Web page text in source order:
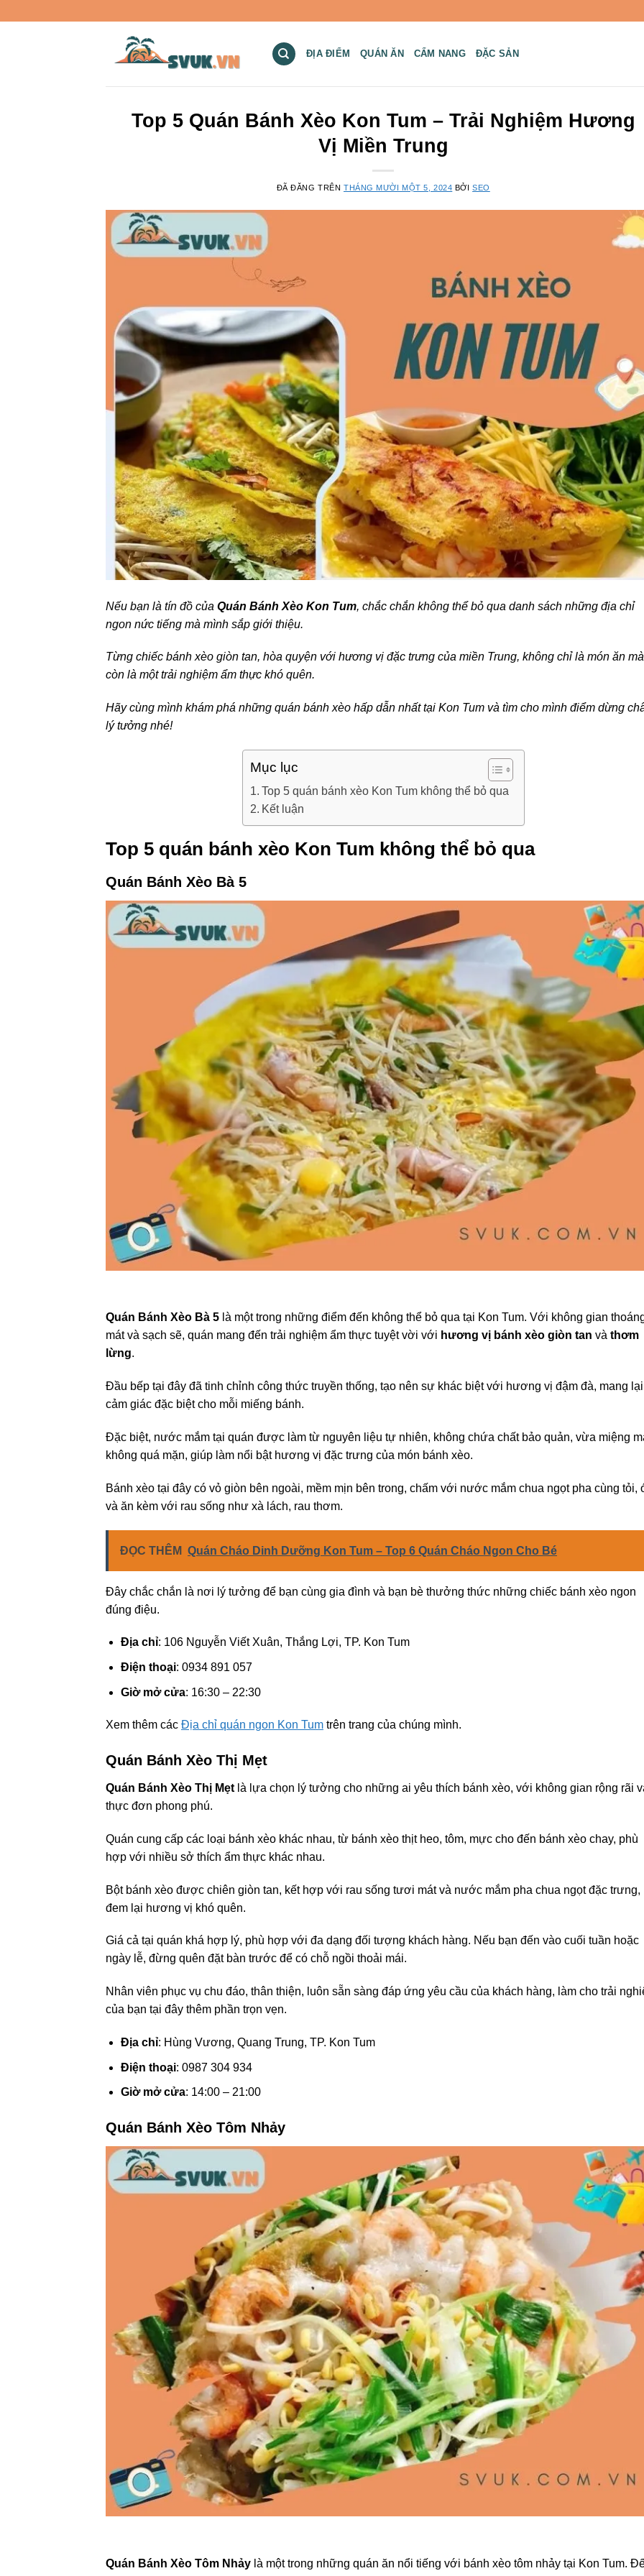
ĐỊA ĐIỂM QUÁN ĂN CẨM NANG ĐẶC SẢN
Top 5 Quán Bánh Xèo Kon Tum – Trải Nghiệm Hương
Vị Miền Trung
ĐÃ ĐĂNG TRÊN THÁNG MƯỜI MỘT 5, 2024 BỞISEO
Nếu bạn là tín đồ của Quán Bánh Xèo Kon Tum, chắc chắn không thể bỏ qua danh sách những địa chỉ
ngon nức tiếng mà mình sắp giới thiệu.
Từng chiếc bánh xèo giòn tan, hòa quyện với hương vị đặc trưng của miền Trung, không chỉ là món ăn mà
còn là một trải nghiệm ẩm thực khó quên.
Hãy cùng mình khám phá những quán bánh xèo hấp dẫn nhất tại Kon Tum và tìm cho mình điểm dừng
lý tưởng nhé!
Mục lục
Top 5 quán bánh xèo Kon Tum không thể bỏ qua
Kết luận
Top 5 quán bánh xèo Kon Tum không thể bỏ qua
Quán Bánh Xèo Bà 5
Quán Bánh Xèo Bà 5 là một trong những điểm đến không thể bỏ qua tại Kon Tum. Với không gian
mát và sạch sẽ, quán mang đến trải nghiệm ẩm thực tuyệt vời với hương vị bánh xèo giòn tan và thơm
lừng.
Đầu bếp tại đây đã tinh chỉnh công thức truyền thống, tạo nên sự khác biệt với hương vị đậm đà, mang lại
cảm giác đặc biệt cho mỗi miếng bánh.
Đặc biệt, nước mắm tại quán được làm từ nguyên liệu tự nhiên, không chứa chất bảo quản, vừa miệng
không quá mặn, giúp làm nổi bật hương vị đặc trưng của món bánh xèo.
Bánh xèo tại đây có vỏ giòn bên ngoài, mềm mịn bên trong, chấm với nước mắm chua ngọt pha cùng tỏi,
và ăn kèm với rau sống như xà lách, rau thơm.
ĐỌC THÊM Quán Cháo Dinh Dưỡng Kon Tum – Top 6 Quán Cháo Ngon Cho Bé
Đây chắc chắn là nơi lý tưởng để bạn cùng gia đình và bạn bè thưởng thức những chiếc bánh xèo ngon
đúng điệu.
Địa chỉ: 106 Nguyễn Viết Xuân, Thắng Lợi, TP. Kon Tum
Điện thoại: 0934 891 057
Giờ mở cửa: 16:30 – 22:30
Xem thêm các Địa chỉ quán ngon Kon Tum trên trang của chúng mình.
Quán Bánh Xèo Thị Mẹt
Quán Bánh Xèo Thị Mẹt là lựa chọn lý tưởng cho những ai yêu thích bánh xèo, với không gian rộng rãi
thực đơn phong phú.
Quán cung cấp các loại bánh xèo khác nhau, từ bánh xèo thịt heo, tôm, mực cho đến bánh xèo chay, phù
hợp với nhiều sở thích ẩm thực khác nhau.
Bột bánh xèo được chiên giòn tan, kết hợp với rau sống tươi mát và nước mắm pha chua ngọt đặc trưng,
đem lại hương vị khó quên.
Giá cả tại quán khá hợp lý, phù hợp với đa dạng đối tượng khách hàng. Nếu bạn đến vào cuối tuần hoặc
ngày lễ, đừng quên đặt bàn trước để có chỗ ngồi thoải mái.
Nhân viên phục vụ chu đáo, thân thiện, luôn sẵn sàng đáp ứng yêu cầu của khách hàng, làm cho trải
của bạn tại đây thêm phần trọn vẹn.
Địa chỉ: Hùng Vương, Quang Trung, TP. Kon Tum
Điện thoại: 0987 304 934
Giờ mở cửa: 14:00 – 21:00
Quán Bánh Xèo Tôm Nhảy
Quán Bánh Xèo Tôm Nhảy là một trong những quán ăn nổi tiếng với bánh xèo tôm nhảy tại Kon Tum.